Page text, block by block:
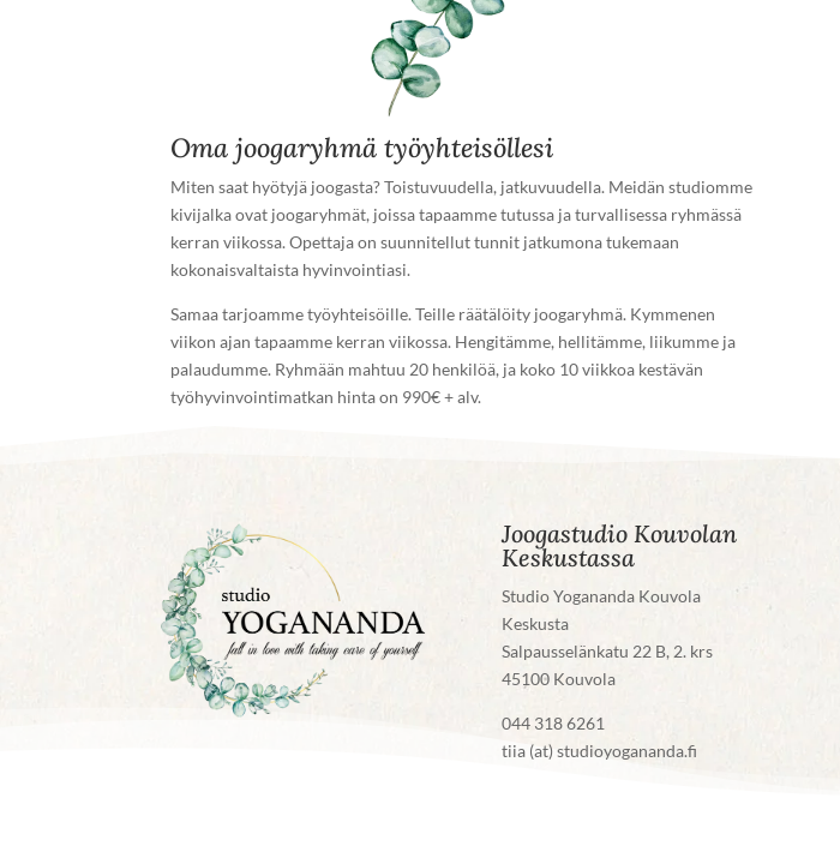
Oma joogaryhmä työyhteisöllesi
Miten saat hyötyjä joogasta? Toistuvuudella, jatkuvuudella. Meidän studiomme
kivijalka ovat joogaryhmät, joissa tapaamme tutussa ja turvallisessa ryhmässä
kerran viikossa. Opettaja on suunnitellut tunnit jatkumona tukemaan
kokonaisvaltaista hyvinvointiasi.
Samaa tarjoamme työyhteisöille. Teille räätälöity joogaryhmä. Kymmenen
viikon ajan tapaamme kerran viikossa. Hengitämme, hellitämme, liikumme ja
palaudumme. Ryhmään mahtuu 20 henkilöä, ja koko 10 viikkoa kestävän
työhyvinvointimatkan hinta on 990€ + alv.
Joogastudio Kouvolan
Keskustassa
Studio Yogananda Kouvola
Keskusta
Salpausselänkatu 22 B, 2. krs
45100 Kouvola
044 318 6261
tiia (at) studioyogananda.fi